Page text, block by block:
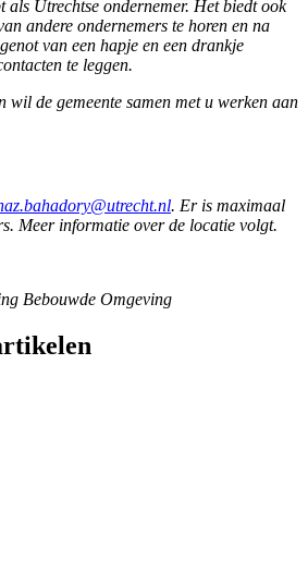
als Utrechtse ondernemer. Het biedt ook
andere ondernemers te horen en na
van een hapje en een drankje
te leggen.
wil de gemeente samen met u werken aan
. Er is maximaal
Meer informatie over de locatie volgt.
Bebouwde Omgeving